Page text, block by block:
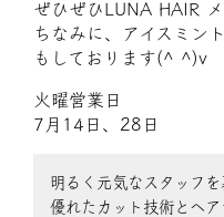
ぜひぜひLUNA HAIR
ちなみに、アイスミン
もしております(^ ^)v
火曜営業日
7月14日、28日
明るく元気なスタッフを
優れたカット技術とヘ